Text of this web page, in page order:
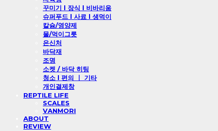
꾸미기 l 장식 l 비바리움
슈퍼푸드 l 사료 l 생먹이
칼슘/영양제
물/먹이그릇
은신처
바닥재
조명
소켓 / 바닥 히팅
청소 l 편의 ㅣ 기타
개인결제창
REPTILE LIFE
SCALES
VANMORI
ABOUT
REVIEW